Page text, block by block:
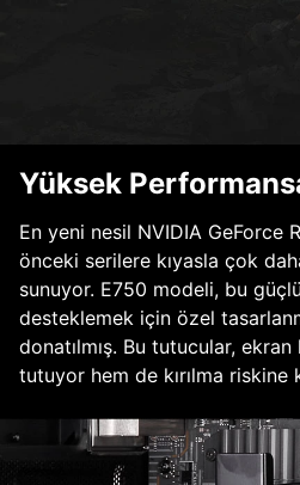
Yüksek
En yeni nesil NVIDIA GeForce
önceki serilere kıyasla çok
sunuyor. E750 modeli, bu
desteklemek için özel
donatılmış. Bu tutucular, ekran
tutuyor hem de kırılma riskine